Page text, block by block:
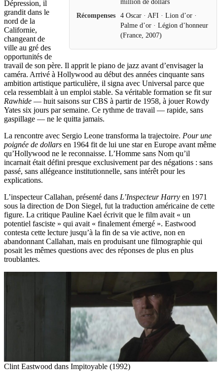
Récompenses
4 Oscar · AFI · Lion d’or ·
Palme d’or · Légion d’honneur
(France, 2007)
Dépression, il
grandit dans le
nord de la
Californie,
changeant de
ville au gré des
opportunités de
travail de son père. Il apprit le piano de jazz avant d’envisager la
caméra. Arrivé à Hollywood au début des années cinquante sans
ambition artistique particulière, il signa avec Universal parce que
cela ressemblait à un emploi stable. Sa véritable formation se fit sur
Rawhide — huit saisons sur CBS à partir de 1958, à jouer Rowdy
Yates six jours par semaine. Ce rythme de travail — rapide, sans
gaspillage — ne le quitta jamais.
La rencontre avec Sergio Leone transforma la trajectoire. Pour une
poignée de dollars en 1964 fit de lui une star en Europe avant même
qu’Hollywood ne le reconnaisse. L’Homme sans Nom qu’il
incarnait était défini presque exclusivement par des négations : sans
passé, sans allégeance institutionnelle, sans intérêt pour les
explications.
L’inspecteur Callahan, présenté dans L’Inspecteur Harry en 1971
sous la direction de Don Siegel, fut la traduction américaine de cette
figure. La critique Pauline Kael écrivit que le film avait « un
potentiel fasciste » qui avait « finalement émergé ». Eastwood
contesta cette lecture jusqu’à la fin de sa vie active, non en
abandonnant Callahan, mais en produisant une filmographie qui
posait les mêmes questions avec des réponses de plus en plus
troublantes.
Clint Eastwood dans Impitoyable (1992)